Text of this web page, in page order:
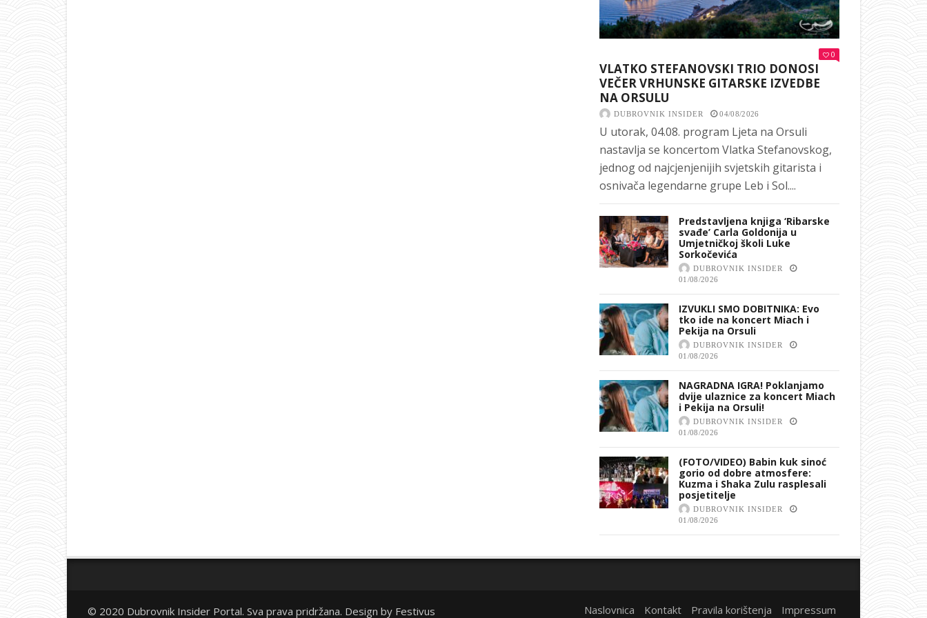
0
VLATKO STEFANOVSKI TRIO DONOSI
VEČER VRHUNSKE GITARSKE IZVEDBE
NA ORSULU
DUBROVNIK INSIDER 04/08/2026
U utorak, 04.08. program Ljeta na Orsuli
nastavlja se koncertom Vlatka Stefanovskog,
jednog od najcjenjenijih svjetskih gitarista i
osnivača legendarne grupe Leb i Sol....
Predstavljena knjiga ‘Ribarske
svađe’ Carla Goldonija u
Umjetničkoj školi Luke
Sorkočevića
DUBROVNIK INSIDER
01/08/2026
IZVUKLI SMO DOBITNIKA: Evo
tko ide na koncert Miach i
Pekija na Orsuli
DUBROVNIK INSIDER
01/08/2026
NAGRADNA IGRA! Poklanjamo
dvije ulaznice za koncert Miach
i Pekija na Orsuli!
DUBROVNIK INSIDER
01/08/2026
(FOTO/VIDEO) Babin kuk sinoć
gorio od dobre atmosfere:
Kuzma i Shaka Zulu rasplesali
posjetitelje
DUBROVNIK INSIDER
01/08/2026
© 2020 Dubrovnik Insider Portal. Sva prava pridržana. Design by Festivus Naslovnica Kontakt Pravila korištenja Impressum